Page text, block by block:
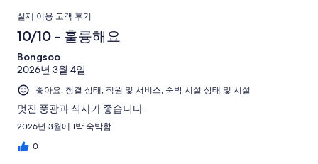
후
기
255
후
중
134
개
개
이
후
기
중
26
개
442
개
이
용
후
중
개
별
로
요.
442
개
이
용
기
이
용
후
기
실제 이용 고객 후기
10/10 - 훌륭해요
Bongsoo
2026년 3월 4일
좋아요: 청결 상태, 직원 및 서비스, 숙박 시설 상태 및 시설
멋진 풍광과 식사가 좋습니다
2026년 3월에 1박 숙박함
0